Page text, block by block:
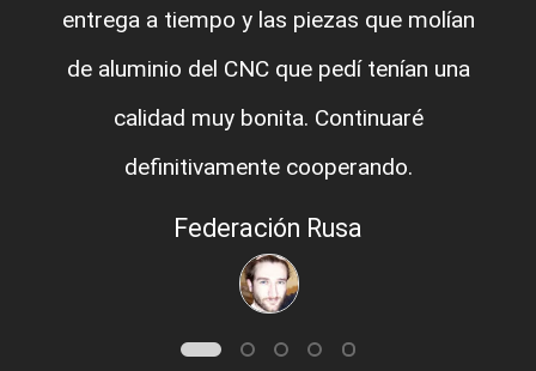
entrega a tiempo y las piezas que molían
de aluminio del CNC que pedí tenían una
calidad muy bonita. Continuaré
definitivamente cooperando.
Federación Rusa